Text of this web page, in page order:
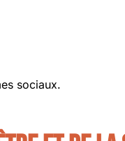
sociaux.